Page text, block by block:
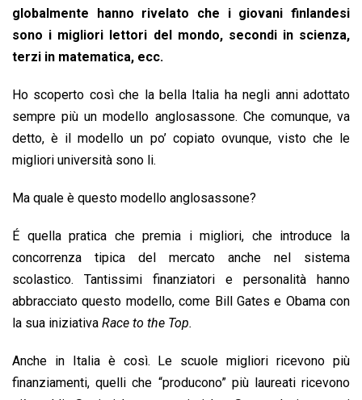
globalmente hanno rivelato che i giovani finlandesi
sono i migliori lettori del mondo, secondi in scienza,
terzi in matematica, ecc.
Ho scoperto così che la bella Italia ha negli anni adottato
sempre più un modello anglosassone. Che comunque, va
detto, è il modello un po’ copiato ovunque, visto che le
migliori università sono li.
Ma quale è questo modello anglosassone?
É quella pratica che premia i migliori, che introduce la
concorrenza tipica del mercato anche nel sistema
scolastico. Tantissimi finanziatori e personalità hanno
abbracciato questo modello, come Bill Gates e Obama con
la sua iniziativa Race to the Top.
Anche in Italia è così. Le scuole migliori ricevono più
finanziamenti, quelli che “producono” più laureati ricevono